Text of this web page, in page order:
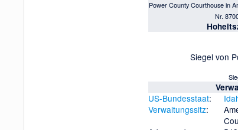
Power County Courthouse in
Nr.
Siegel von
US-Bundesstaat:
Verwaltungssitz: